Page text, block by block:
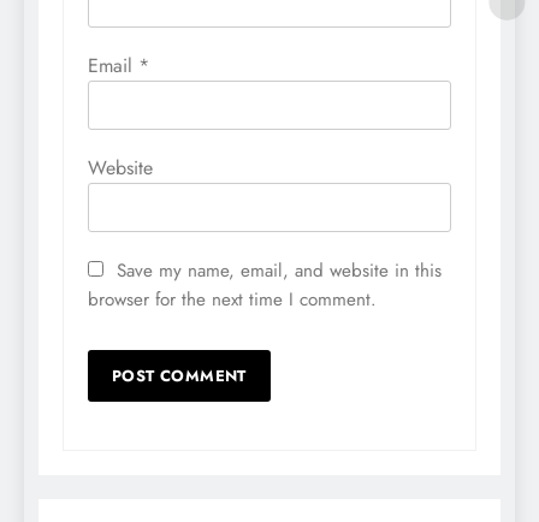
Email *
Website
Save my name, email, and website in this
browser for the next time I comment.